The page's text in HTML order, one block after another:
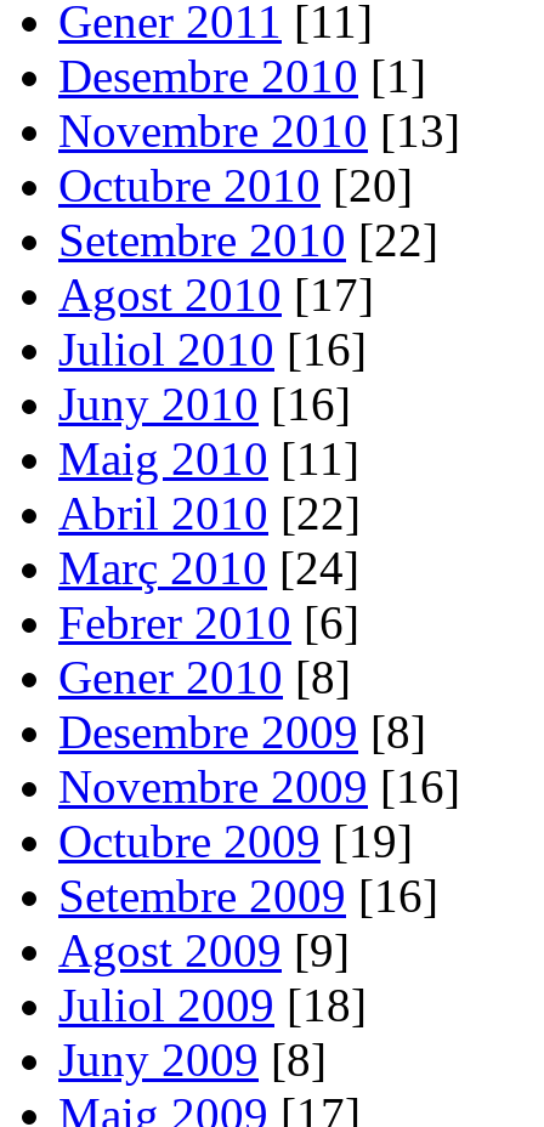
Gener 2011 [11]
Desembre 2010 [1]
Novembre 2010 [13]
Octubre 2010 [20]
Setembre 2010 [22]
Agost 2010 [17]
Juliol 2010 [16]
Juny 2010 [16]
Maig 2010 [11]
Abril 2010 [22]
Març 2010 [24]
Febrer 2010 [6]
Gener 2010 [8]
Desembre 2009 [8]
Novembre 2009 [16]
Octubre 2009 [19]
Setembre 2009 [16]
Agost 2009 [9]
Juliol 2009 [18]
Juny 2009 [8]
Maig 2009 [17]